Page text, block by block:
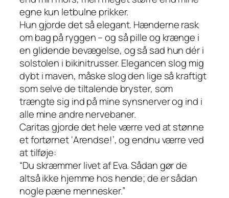
egne kun letbulne prikker.
Hun gjorde det så elegant. Hænderne rask
om bag på ryggen – og så pille og krænge i
en glidende bevægelse, og så sad hun dér i
solstolen i bikinitrusser. Elegancen slog mig
dybt i maven, måske slog den lige så kraftigt
som selve de tiltalende bryster, som
trængte sig ind på mine synsnerver og ind i
alle mine andre nervebaner.
Caritas gjorde det hele værre ved at stønne
et fortørnet ‘Arendse!’, og endnu værre ved
at tilføje:
“Du skræmmer livet af Eva. Sådan gør de
altså ikke hjemme hos hende; de er sådan
nogle pæne mennesker.”